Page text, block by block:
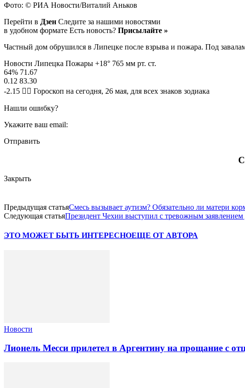
Фото: © РИА Новости/Виталий Аньков
Перейти в Дзен Следите за нашими новостями
в удобном формате Есть новость? Присылайте »
Частный дом обрушился в Липецке после взрыва и пожара. Под
Новости Липецка Пожары +18° 765 мм рт. ст.
64% 71.67
0.12 83.30
-2.15 🧙‍♀ Гороскоп на сегодня, 26 мая, для всех знаков зодиака
Нашли ошибку?
Укажите ваш email:
Отправить
Закрыть
Предыдущая статьяСмесь вызывает аутизм? Обязательно ли матери
Следующая статьяПрезидент Чехии выступил с тревожным
ЭТО МОЖЕТ БЫТЬ ИНТЕРЕСНОЕЩЕ ОТ АВТОРА
Новости
Лионель Месси прилетел в Аргентину на прощание с